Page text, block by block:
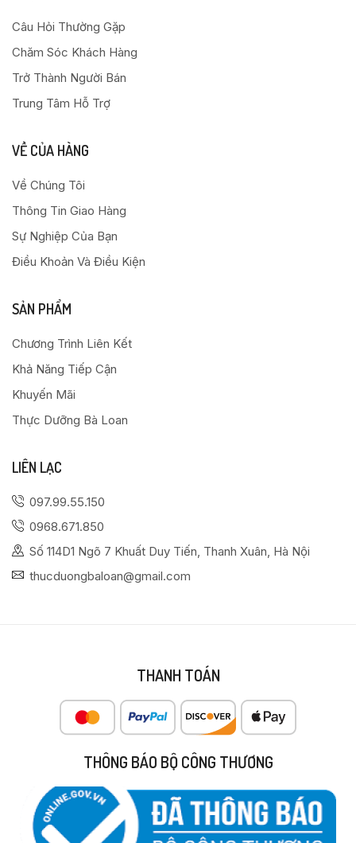
Câu Hỏi Thường Gặp
Chăm Sóc Khách Hàng
Trở Thành Người Bán
Trung Tâm Hỗ Trợ
VỀ CỦA HÀNG
Về Chúng Tôi
Thông Tin Giao Hàng
Sự Nghiệp Của Bạn
Điều Khoản Và Điều Kiện
SẢN PHẨM
Chương Trình Liên Kết
Khả Năng Tiếp Cận
Khuyến Mãi
Thực Dưỡng Bà Loan
LIÊN LẠC
097.99.55.150
0968.671.850
Số 114D1 Ngõ 7 Khuất Duy Tiến, Thanh Xuân, Hà Nội
thucduongbaloan@gmail.com
THANH TOÁN
THÔNG BÁO BỘ CÔNG THƯƠNG